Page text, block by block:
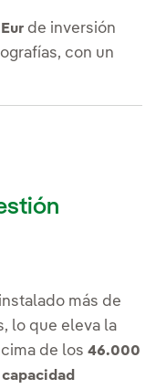
de inversión
con un
más de
lo que eleva la
de los 46.000
capacidad